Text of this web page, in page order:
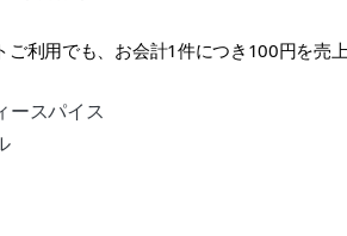
ご利用でも、お会計1件につき100円を売
ースパイス